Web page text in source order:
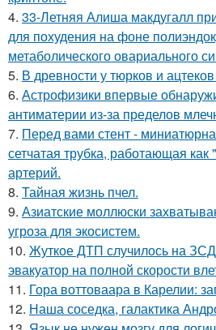
4. 33-Летняя Алиша макдугалл
для похудения на фоне
метаболического овариального
5. В древности у тюрков и
6. Астрофизики впервые
антиматерии из-за пределов
7. Перед вами стент -
сетчатая трубка, работающая
артерий.
8. Тайная жизнь пчел.
9. Азиатские моллюски
угроза для экосистем.
10. Жуткое ДТП случилось на ЗСД
эвакуатор на полной скорости
11. Гора воттоваара в Карелии:
12. Наша соседка, галактика